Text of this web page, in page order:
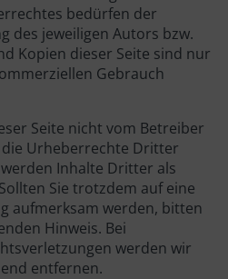
bedürfen der
des jeweiligen Autors bzw.
Kopien dieser Seite sind nur
Gebrauch
Seite nicht vom Betreiber
Urheberrechte Dritter
Inhalte Dritter als
Sie trotzdem auf eine
aufmerksam werden, bitten
Hinweis. Bei
werden wir
entfernen.